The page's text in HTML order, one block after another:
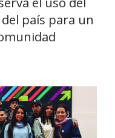
país para un